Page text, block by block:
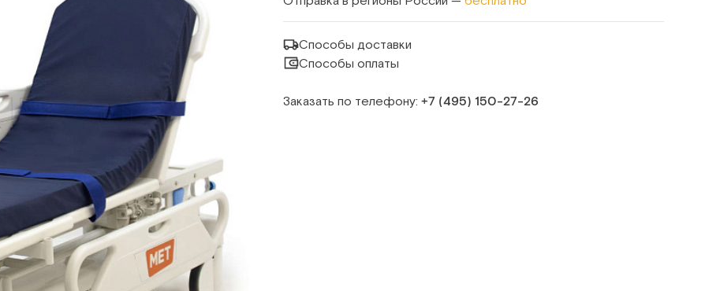
Способы доставки
Способы оплаты
Заказать по телефону: +7 (495) 150‑27‑26